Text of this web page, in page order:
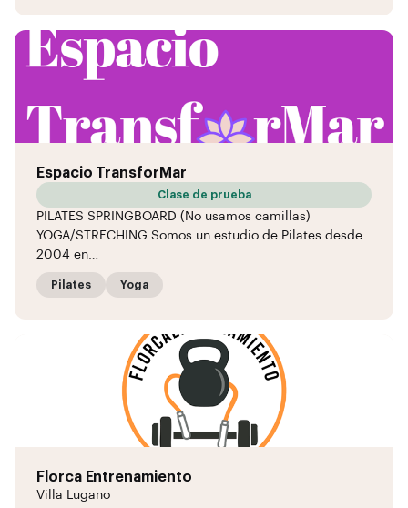
Espacio TransforMar
Clase de prueba
PILATES SPRINGBOARD (No usamos camillas)
YOGA/STRECHING Somos un estudio de Pilates desde
2004 en…
Pilates Yoga
Florca Entrenamiento
Villa Lugano